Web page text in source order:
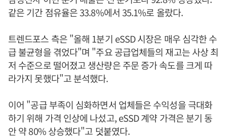
같은 기간 점유율은 33.8%에서 35.1%로 올랐다.
트렌드포스 측은 "올해 1분기 eSSD 시장은 매우 심각한 수
급 불균형을 겪었다"며 "주요 공급업체들의 재고는 사상 최
저 수준으로 떨어졌고 생산량은 주문 증가 속도를 크게 따
라가지 못했다"고 분석했다.
이어 "공급 부족이 심화하면서 업체들은 수익성을 극대화
하기 위해 가격 인상에 나섰고, eSSD 계약 가격은 분기 동
안 약 80% 상승했다"고 덧붙였다.